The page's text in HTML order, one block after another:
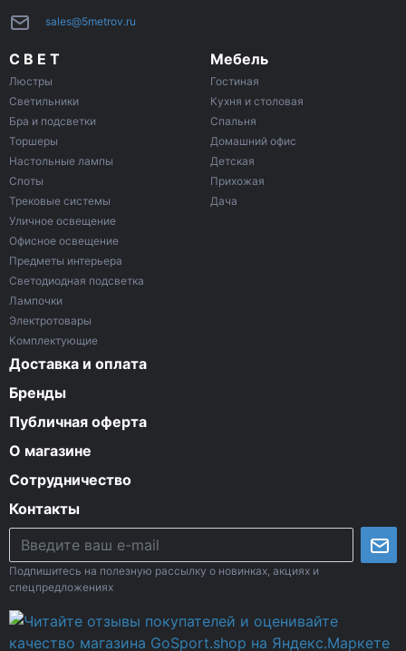
sales@5metrov.ru
С В Е Т
Люстры
Светильники
Бра и подсветки
Торшеры
Настольные лампы
Споты
Трековые системы
Уличное освещение
Офисное освещение
Предметы интерьера
Светодиодная подсветка
Лампочки
Электротовары
Комплектующие
Мебель
Гостиная
Кухня и столовая
Спальня
Домашний офис
Детская
Прихожая
Дача
Доставка и оплата
Бренды
Публичная оферта
О магазине
Сотрудничество
Контакты
Подпишитесь на полезную рассылку о новинках, акциях и
спецпредложениях